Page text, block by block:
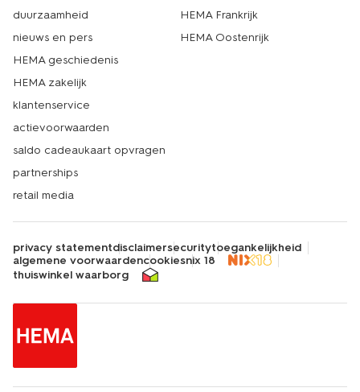
duurzaamheid
nieuws en pers
HEMA geschiedenis
HEMA zakelijk
klantenservice
actievoorwaarden
saldo cadeaukaart opvragen
partnerships
retail media
HEMA Frankrijk
HEMA Oostenrijk
privacy statementdisclaimersecuritytoegankelijkheid
algemene voorwaardencookiesnix 18
thuiswinkel waarborg